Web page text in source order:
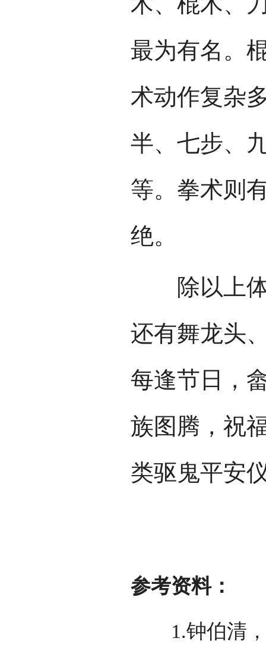
最为有名。
术动作复杂
半、七步、
等。拳术则
绝。
除以上体
还有舞龙头
每逢节日，
族图腾，祝
类驱鬼平安
参考资料：
1.钟伯清，